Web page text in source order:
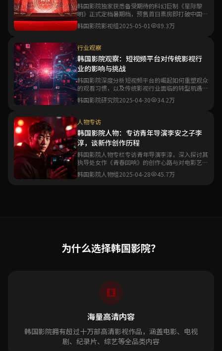
韩国影院独家获悉备受期待的科幻巨制《星际黎
明》正式定档暑期档，预售首日票房即打破中国科
幻电影预售纪录。
韩国影院影视组2025-05-01 89.3万
行业观察
韩国影院观察：短视频平台对传统影视行
业的影响与挑战
韩国影院深度分析短视频平台的崛起如何重塑观众
的观看习惯，以及传统影视行业面临的转型机遇与
生存挑战。
韩国影院研究院2025-04-30 34.2万
人物专访
韩国影院人物：专访青年导演李安之子李
淳，谈新作创作历程
韩国影院人物专栏专访青年导演李淳，深入探讨其
执导处女作《青春回响》的创作心路与对电影艺术
的理解。
韩国影院人物组2025-04-28 45.7万
为什么选择韩国影院？
海量高清内容
韩国影院拥有超过十万部高清影视作品，涵盖电影、电视
剧、纪录片、综艺等全品类内容